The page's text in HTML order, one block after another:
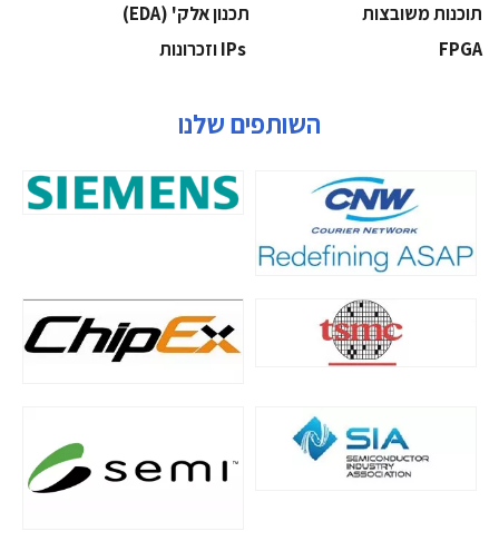
‫תוכנות משובצות‬
‫תכנון אלק' (‪(EDA‬‬
‫‪FPGA‬‬
השותפים שלנו